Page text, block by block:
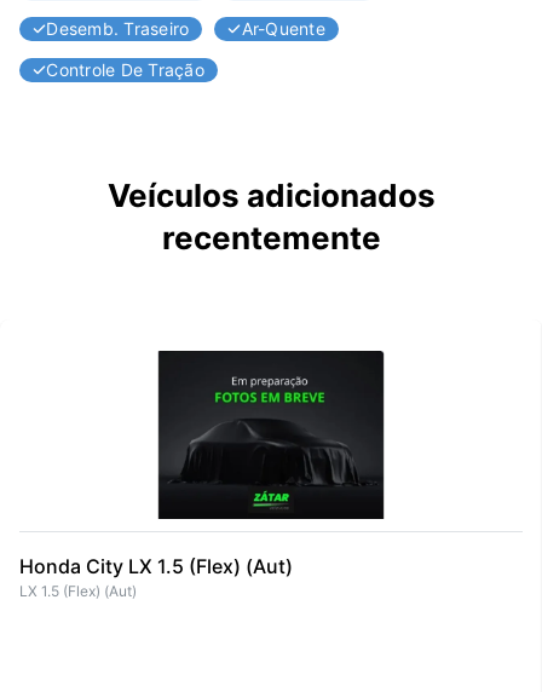
Desemb. Traseiro
Ar-Quente
Controle De Tração
Veículos adicionados
recentemente
Honda City LX 1.5 (Flex) (Aut)
LX 1.5 (Flex) (Aut)